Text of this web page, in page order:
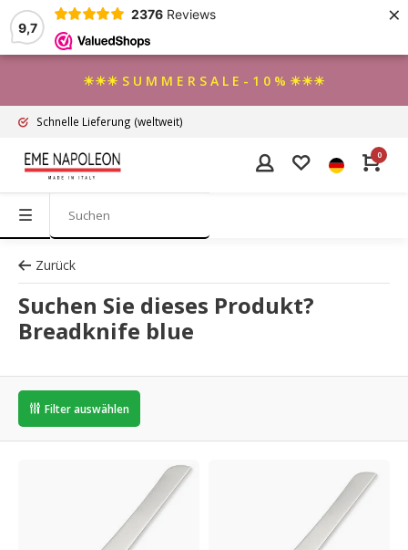
9,7
2376 Reviews ×
☀☀☀ S U M M E R S A L E - 1 0 % ☀☀☀
Schnelle Lieferung (weltweit)
0
Zurück
Suchen Sie dieses Produkt?
Breadknife blue
Filter auswählen